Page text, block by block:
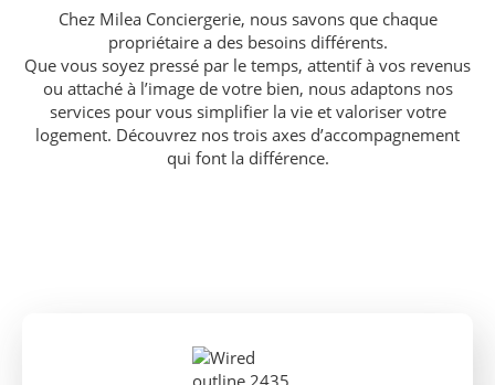
Chez Milea Conciergerie, nous savons que chaque
propriétaire a des besoins différents.
Que vous soyez pressé par le temps, attentif à vos revenus
ou attaché à l’image de votre bien, nous adaptons nos
services pour vous simplifier la vie et valoriser votre
logement. Découvrez nos trois axes d’accompagnement
qui font la différence.